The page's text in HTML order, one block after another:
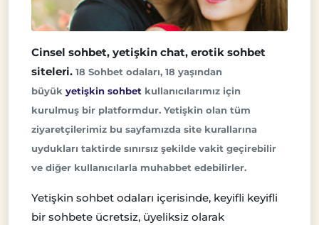
Cinsel sohbet, yetişkin chat, erotik sohbet
siteleri. 18 Sohbet odaları, 18 yaşından
büyük yetişkin sohbet kullanıcılarımız için
kurulmuş bir platformdur. Yetişkin olan tüm
ziyaretçilerimiz bu sayfamızda site kurallarına
uydukları taktirde sınırsız şekilde vakit geçirebilir
ve diğer kullanıcılarla muhabbet edebilirler.
Yetişkin sohbet odaları içerisinde, keyifli keyifli
bir sohbete ücretsiz, üyeliksiz olarak